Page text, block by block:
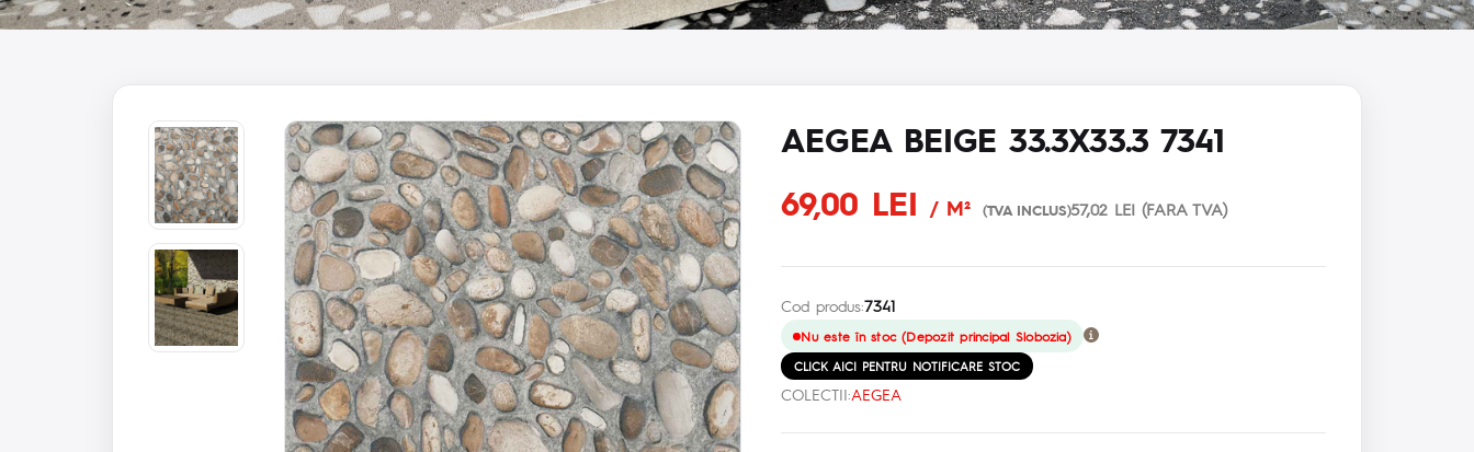
AEGEA BEIGE 33.3X33.3 7341
69,00 LEI
/ M² (TVA INCLUS)57,02 LEI (FARA TVA)
Cod produs:7341
Nu este în stoc (Depozit principal Slobozia)
CLICK AICI PENTRU NOTIFICARE STOC
COLECTII:AEGEA